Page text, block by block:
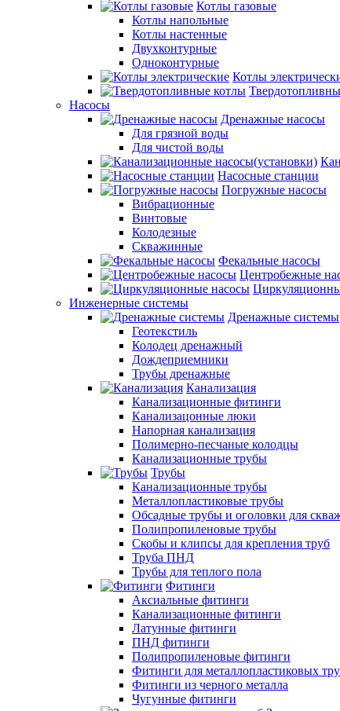
Котлы газовые
Котлы напольные
Котлы настенные
Двухконтурные
Одноконтурные
Котлы
Насосы
Дренажные насосы
Для грязной воды
Для чистой воды
Насосные станции
Погружные насосы
Вибрационные
Винтовые
Колодезные
Скважинные
Фекальные насосы
Центробежные
Инженерные системы
Дренажные системы
Геотекстиль
Колодец дренажный
Дождеприемники
Трубы дренажные
Канализация
Канализационные фитинги
Канализацонные люки
Напорная канализация
Полимерно-песчаные колодцы
Канализационные трубы
Трубы
Канализационные трубы
Металлопластиковые трубы
Обсадные трубы и оголовки для
Полипропиленовые трубы
Скобы и клипсы для крепления труб
Труба ПНД
Трубы для теплого пола
Фитинги
Аксиальные фитинги
Канализационные фитинги
Латунные фитинги
ПНД фитинги
Полипропиленовые фитинги
Фитинги для металлопластиковых
Фитинги из черного металла
Чугунные фитинги